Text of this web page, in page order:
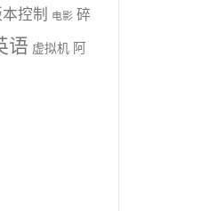
控制 电影 碎
语 虚拟机 阿